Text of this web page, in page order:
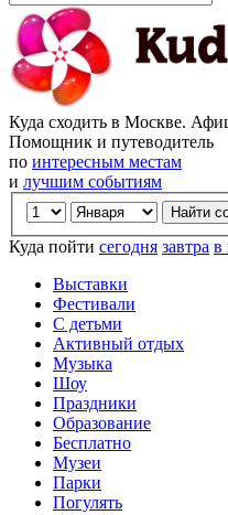
Куда сходить в Москве.
Помощник и путеводитель
по интересным местам
и лучшим событиям
Куда пойти сегодня завтра в
Выставки
Фестивали
С детьми
Активный отдых
Музыка
Шоу
Праздники
Образование
Бесплатно
Музеи
Парки
Погулять